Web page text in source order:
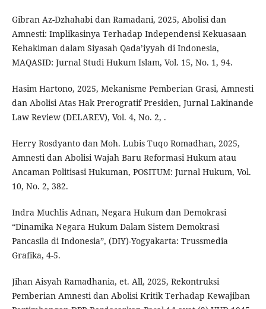
Gibran Az-Dzhahabi dan Ramadani, 2025, Abolisi dan
Amnesti: Implikasinya Terhadap Independensi Kekuasaan
Kehakiman dalam Siyasah Qada’iyyah di Indonesia,
MAQASID: Jurnal Studi Hukum Islam, Vol. 15, No. 1, 94.
Hasim Hartono, 2025, Mekanisme Pemberian Grasi, Amnesti
dan Abolisi Atas Hak Prerogratif Presiden, Jurnal Lakinande
Law Review (DELAREV), Vol. 4, No. 2, .
Herry Rosdyanto dan Moh. Lubis Tuqo Romadhan, 2025,
Amnesti dan Abolisi Wajah Baru Reformasi Hukum atau
Ancaman Politisasi Hukuman, POSITUM: Jurnal Hukum, Vol.
10, No. 2, 382.
Indra Muchlis Adnan, Negara Hukum dan Demokrasi
“Dinamika Negara Hukum Dalam Sistem Demokrasi
Pancasila di Indonesia”, (DIY)-Yogyakarta: Trussmedia
Grafika, 4-5.
Jihan Aisyah Ramadhania, et. All, 2025, Rekontruksi
Pemberian Amnesti dan Abolisi Kritik Terhadap Kewajiban